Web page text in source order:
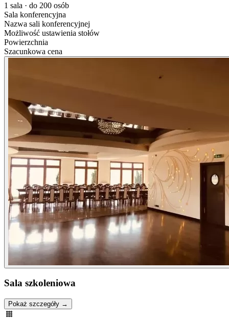
1 sala · do 200 osób
Sala konferencyjna
Nazwa sali konferencyjnej
Możliwość ustawienia stołów
Powierzchnia
Szacunkowa cena
Sala szkoleniowa
Pokaż szczegóły →